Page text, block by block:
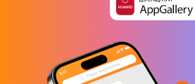
Графічний процесор